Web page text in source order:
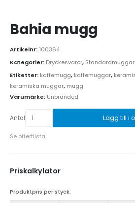
Bahia mugg
Artikelnr: 100364
Kategorier: Dryckesvaror, Standardmuggar
Etiketter: kaffemugg, kaffemuggar,
keramiska muggar, mugg
Varumärke: Unbranded
Antal Lägg till i
Se offertlista
Priskalkylator
Produktpris per styck: